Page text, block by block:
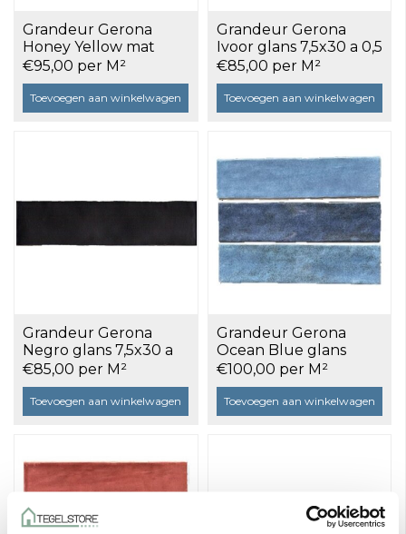
Grandeur Gerona
Honey Yellow mat
7,5x30 a 0,5 m²
€95,00 per M²
Toevoegen aan winkelwagen
Grandeur Gerona
Ivoor glans 7,5x30 a 0,5
m²
€85,00 per M²
Toevoegen aan winkelwagen
Grandeur Gerona
Negro glans 7,5x30 a
0,5 m²
€85,00 per M²
Toevoegen aan winkelwagen
Grandeur Gerona
Ocean Blue glans
7,5x30 a 0,5 m²
€100,00 per M²
Toevoegen aan winkelwagen